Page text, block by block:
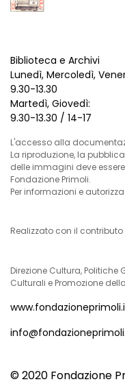
Biblioteca e Archivi
Lunedì, Mercoledì,
9.30-13.30
Martedì, Giovedì:
9.30-13.30 / 14-17
L'accesso alla
La riproduzione, la
delle immagini deve
Fondazione Primoli.
Per informazioni e
Realizzato con il contributo
Direzione Cultura, Politiche
Culturali e Promozione
© 2020 Fondazione